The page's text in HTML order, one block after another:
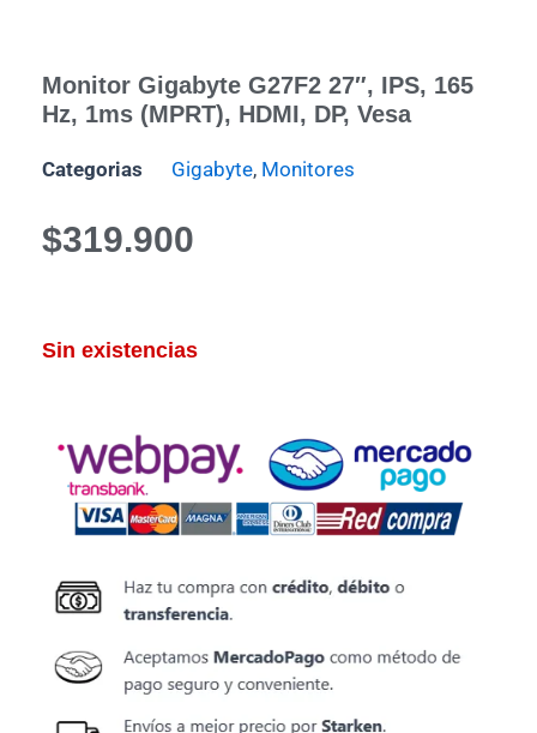
Monitor Gigabyte G27F2 27″, IPS, 165
Hz, 1ms (MPRT), HDMI, DP, Vesa
Categorias Gigabyte, Monitores
$319.900
Sin existencias